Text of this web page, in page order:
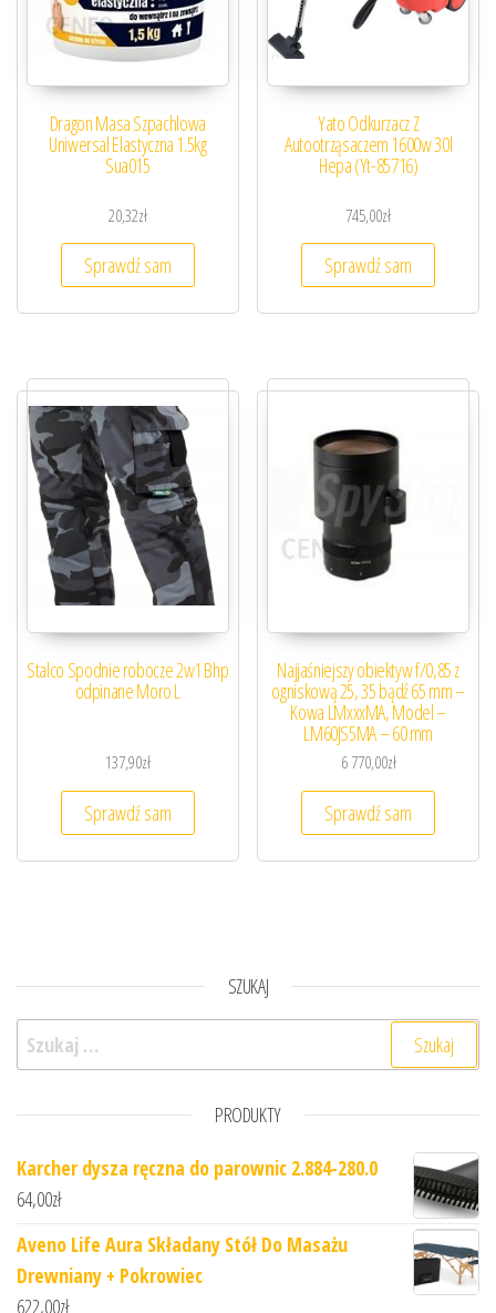
Dragon Masa Szpachlowa
Uniwersal Elastyczna 1.5kg
Sua015
20,32zł
Sprawdź sam
Yato Odkurzacz Z
Autootrząsaczem 1600w 30l
Hepa (Yt-85716)
745,00zł
Sprawdź sam
Stalco Spodnie robocze 2w1 Bhp
odpinane Moro L
137,90zł
Sprawdź sam
Najjaśniejszy obiektyw f/0,85 z
ogniskową 25, 35 bądź 65 mm –
Kowa LMxxxMA, Model –
LM60JS5MA – 60 mm
6 770,00zł
Sprawdź sam
SZUKAJ
Szukaj:
PRODUKTY
Karcher dysza ręczna do parownic 2.884-280.0
64,00zł
Aveno Life Aura Składany Stół Do Masażu
Drewniany + Pokrowiec
622,00zł